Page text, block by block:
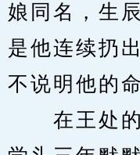
娘同名，生
是他连续扔
不说明他的
在王处的